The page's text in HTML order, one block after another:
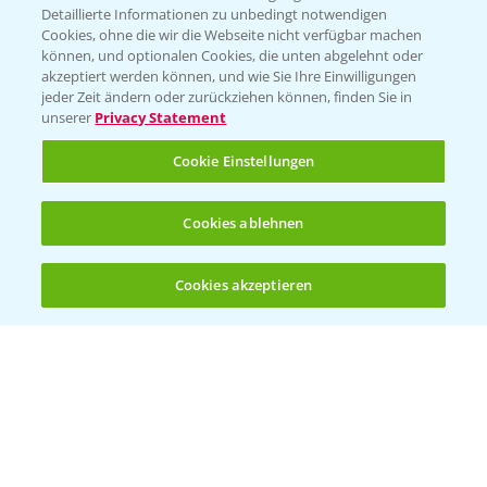
(noch 4)
KONTAKT
Hilfe in Notfällen
T.+49 (0)214/30-20220
Folgen Sie uns
Detaillierte Informationen zu unbedingt notwendigen
Cookies, ohne die wir die Webseite nicht verfügbar machen
können, und optionalen Cookies, die unten abgelehnt oder
akzeptiert werden können, und wie Sie Ihre Einwilligungen
jeder Zeit ändern oder zurückziehen können, finden Sie in
unserer Privacy Statement
Cookie Einstellungen
Cookies ablehnen
Cookies akzeptieren